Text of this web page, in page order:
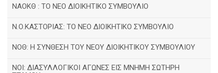
ΝΑΟΚΘ : ΤΟ ΝΕΟ ΔΙΟΙΚΗΤΙΚΟ ΣΥΜΒΟΥΛΙΟ
Ν.Ο.ΚΑΣΤΟΡΙΑΣ: ΤΟ ΝΕΟ ΔΙΟΙΚΗΤΙΚΟ ΣΥΜΒΟΥΛΙΟ
ΝΟΘ: Η ΣΥΝΘΕΣΗ ΤΟΥ ΝΕΟΥ ΔΙΟΙΚΗΤΙΚΟΥ ΣΥΜΒΟΥΛΙΟΥ
ΝΟΙ: ΔΙΑΣΥΛΛΟΓΙΚΟΙ ΑΓΩΝΕΣ ΕΙΣ ΜΝΗΜΗ ΣΩΤΗΡΗ